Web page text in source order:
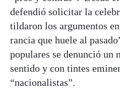
defendió solicitar la
tildaron los argumentos
rancia que huele al
populares se denunció un
sentido y con tintes
“nacionalistas”.